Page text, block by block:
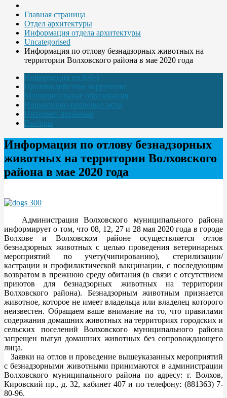
Главная страница
Отдел архитектуры
Информация отдела архитектуры
Uncategorised
Информация по отлову безнадзорных животных на
территории Волховского района в мае 2020 года
Информация по 8-ФЗ
Противодействие коррупции
Муниципальные образования
Нормативно-правовые акты
Интернет-приёмная
Выборы
Информация по отлову безнадзорных
животных на территории Волховского
района в мае 2020 года
Администрация Волховского муниципального района
информирует о том, что 08, 12, 27 и 28 мая 2020 года в городе
Волхове и Волховском районе осуществляется отлов
безнадзорных животных с целью проведения ветеринарных
мероприятий по учету(чипированию), стерилизации/
кастрации и профилактической вакцинации, с последующим
возвратом в прежнюю среду обитания (в связи с отсутствием
приютов для безнадзорных животных на территории
Волховского района). Безнадзорным животным признается
животное, которое не имеет владельца или владелец которого
неизвестен. Обращаем ваше внимание на то, что правилами
содержания домашних животных на территориях городских и
сельских поселений Волховского муниципального района
запрещен выгул домашних животных без сопровождающего
лица.
Заявки на отлов и проведение вышеуказанных мероприятий
с безнадзорными животными принимаются в администрации
Волховского муниципального района по адресу: г. Волхов,
Кировский пр., д. 32, кабинет 407 и по телефону: (881363) 7-
80-96.